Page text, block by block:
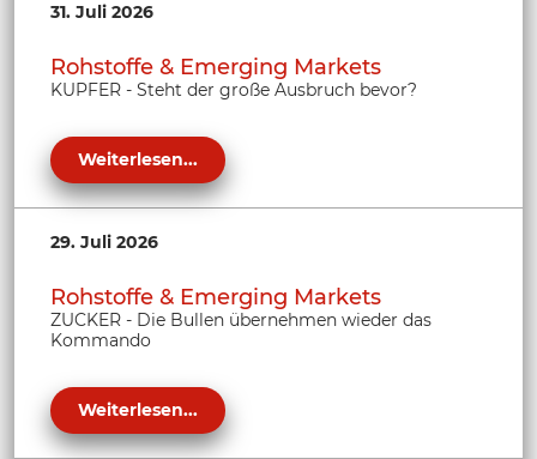
31. Juli 2026
Rohstoffe & Emerging Markets
KUPFER - Steht der große Ausbruch bevor?
Weiterlesen...
29. Juli 2026
Rohstoffe & Emerging Markets
ZUCKER - Die Bullen übernehmen wieder das
Kommando
Weiterlesen...